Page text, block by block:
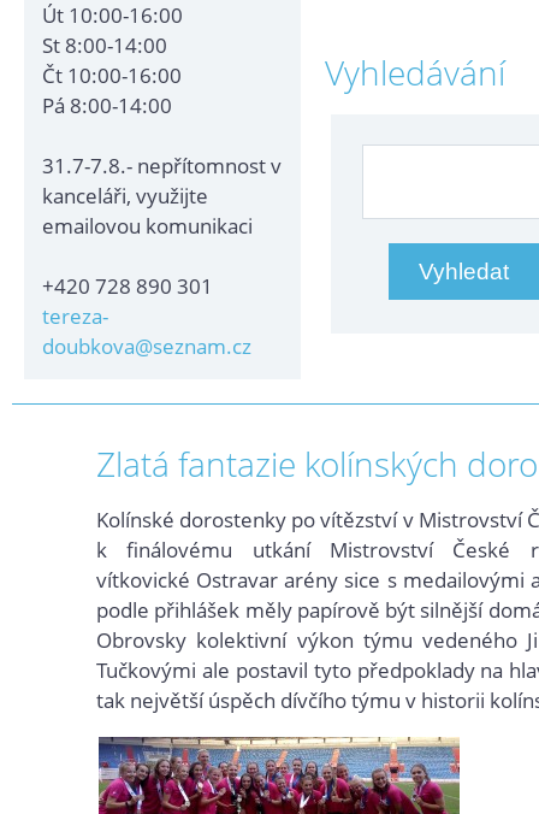
Út 10:00-16:00
St 8:00-14:00
Čt 10:00-16:00
Pá 8:00-14:00
31.7-7.8.- nepřítomnost v
kanceláři, využijte
emailovou komunikaci
+420 728 890 301
tereza-
doubkova@seznam.cz
Vyhledávání
Zlatá fantazie kolínských
Kolínské dorostenky po vítězství v Mistrovství
k finálovému utkání Mistrovství České
vítkovické Ostravar arény sice s medailovými
podle přihlášek měly papírově být silnější
Obrovsky kolektivní výkon týmu vedeného
Tučkovými ale postavil tyto předpoklady na
tak největší úspěch dívčího týmu v historii